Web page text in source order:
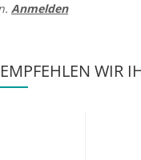
Anmelden
WIR